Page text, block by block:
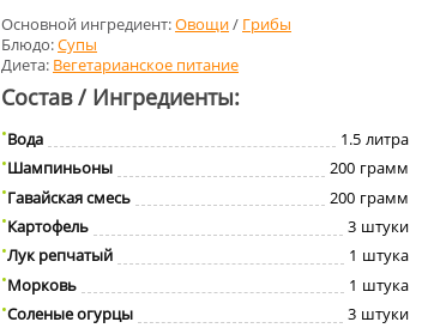
Основной ингредиент:Овощи/ Грибы
Блюдо:Супы
Диета: Вегетарианское питание
Состав / Ингредиенты:
Вода 1.5 литра
Шампиньоны
200 грамм
Гавайская смесь
200 грамм
Картофель
3 штуки
Лук репчатый
1 штука
Морковь
1 штука
Соленые огурцы
3 штуки